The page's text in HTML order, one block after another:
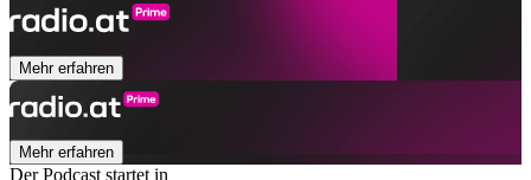
Mehr erfahren
Mehr erfahren
Der Podcast startet in